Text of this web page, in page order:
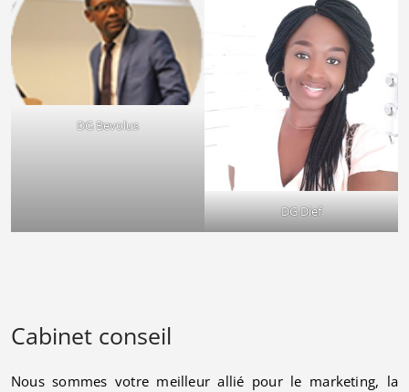
DG Bevolus
DG Dief
Cabinet conseil
Nous sommes votre meilleur allié pour le marketing, la